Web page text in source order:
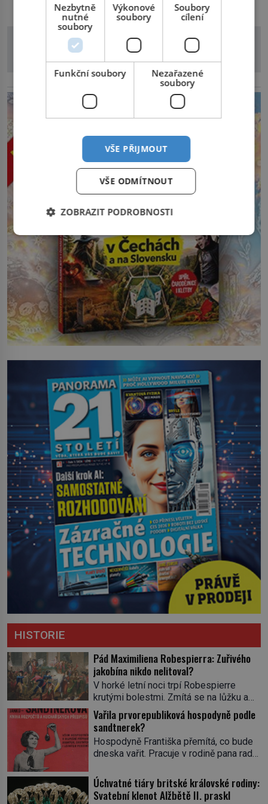
jezero, Erijské jezero, Ontarijské jezero a další menší
jezera a řeky […]
HISTORIE
Pád Maximiliena Robespierra: Zuřivého
jakobína nikdo nelitoval?
V horké letní noci trpí Robespierre
krutými bolestmi. Zmítá se na lůžku a
hlavou mu víří kolotoč myšlenek. Když
se probere z mdlob, vzpomene si na
jednu z pařížských jasnovidek, kterou
před lety navštívil. Prorokovala mu
tragický osud. Tehdy se jí vysmál.
prohlásil o něm jiný významný
francouzský revolucionář, Honoré de
Vařila prvorepubliková hospodyně podle
sandtnerek?
Hospodyně Františka přemítá, co bude
dneska vařit. Pracuje v rodině pana rady
rychle v jedné ze „sandtnerek“.
„Zaplaťpánbůh, že už nemusíme chodit
s lístky,“ povzdechne si směrem ke
Úchvatné tiáry britské královské rodiny:
Svatební klenot Alžbětě II. praskl
Nezbytně
nutné
soubory
Výkonové
soubory
Soubory
cílení
Funkční soubory
Nezařazené
soubory
VŠE PŘIJMOUT
VŠE ODMÍTNOUT
ZOBRAZIT PODROBNOSTI